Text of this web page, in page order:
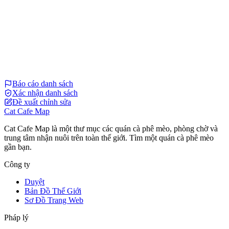
Báo cáo danh sách
Xác nhận danh sách
Đề xuất chỉnh sửa
Cat Cafe Map
Cat Cafe Map là một thư mục các quán cà phê mèo, phòng chờ và
trung tâm nhận nuôi trên toàn thế giới. Tìm một quán cà phê mèo
gần bạn.
Công ty
Duyệt
Bản Đồ Thế Giới
Sơ Đồ Trang Web
Pháp lý